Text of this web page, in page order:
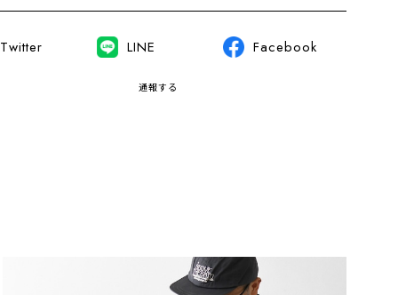
Twitter LINE Facebook
通報する